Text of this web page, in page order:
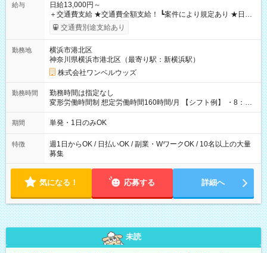
給与
日給13,000円～
＋交通費支給 ★交通費全額支給！ ┗案件により規定あり ★日払
いOK！（規定あり） ┗働いたその日に現金GET♪ お仕事後はコ
ンビニATMから 日払い分を引き落とせます！ 【試用期間】試
交通費別途支給あり
勤務地
横浜市港北区
神奈川県横浜市港北区（最寄り駅：新横浜駅）
株式会社ワンベルウッズ
勤務時間
勤務時間は指定なし
変形労働時間制 想定労働時間160時間/月 【シフト例】 ・8：00
～21：00
期間 単発・1日のみOK
特徴
週1日からOK / 日払いOK / 副業・WワークOK / 10名以上の大量
募集
気になる！ 応募する 詳細へ
未読